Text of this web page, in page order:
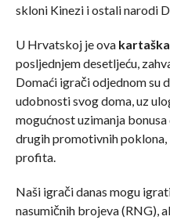
skloni Kinezi i ostali narodi
U Hrvatskoj je ova
posljednjem desetljeću,
Domaći igrači odjednom su
udobnosti svog doma, uz
mogućnost uzimanja
drugih promotivnih
profita.
Naši igrači danas mogu
nasumičnih brojeva (RNG),